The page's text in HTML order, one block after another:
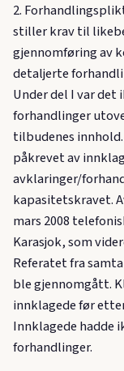
2.
stiller krav til
gjennomføring av
detaljerte
Under del I var det
forhandlinger
tilbudenes
påkrevet av
avklaringer/
kapasitetskravet.
mars 2008
Karasjok, som
Referatet fra
ble gjennomgått.
innklagede før
Innklagede hadde
forhandlinger.